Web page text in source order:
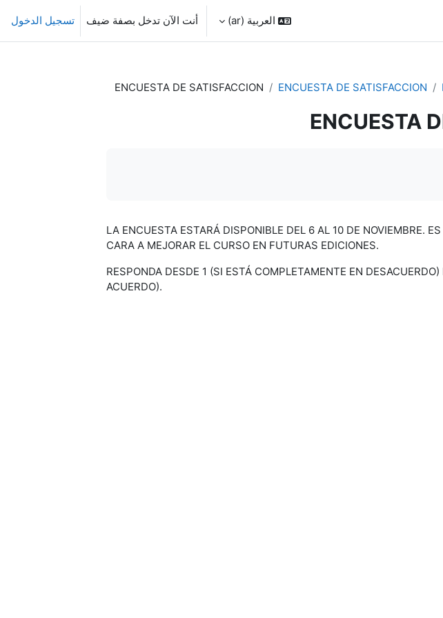
العربية ‎(ar)‎ أنت الآن تدخل بصفة ضيف تسجيل الدخول
ENCUESTA DE SATISFACCION
ENCUESTA DE SATISFACCION
ENCUESTA
LA ENCUESTA ESTARÁ DISPONIBLE DEL 6 AL 10 DE NOVIEMBRE.
CARA A MEJORAR EL CURSO EN FUTURAS EDICIONES.
RESPONDA DESDE 1 (SI ESTÁ COMPLETAMENTE EN
ACUERDO).